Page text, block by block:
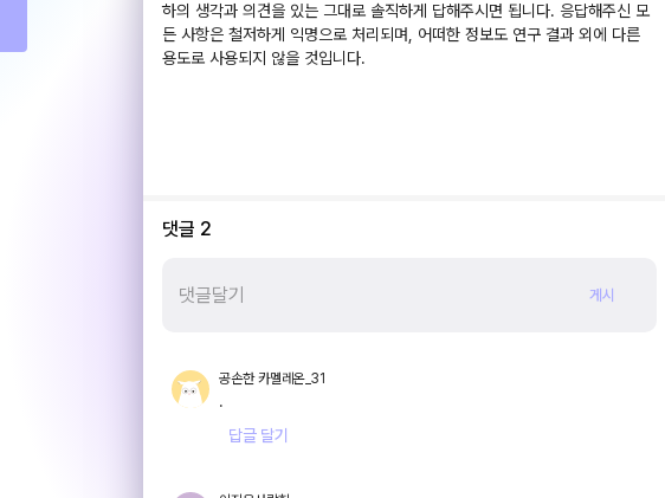
하의 생각과 의견을 있는 그대로 솔직하게 답해주시면 됩니다. 응답해주신 모
든 사항은 철저하게 익명으로 처리되며, 어떠한 정보도 연구 결과 외에 다른
용도로 사용되지 않을 것입니다.
댓글 2
게시
공손한 카멜레온_31
.
답글 달기